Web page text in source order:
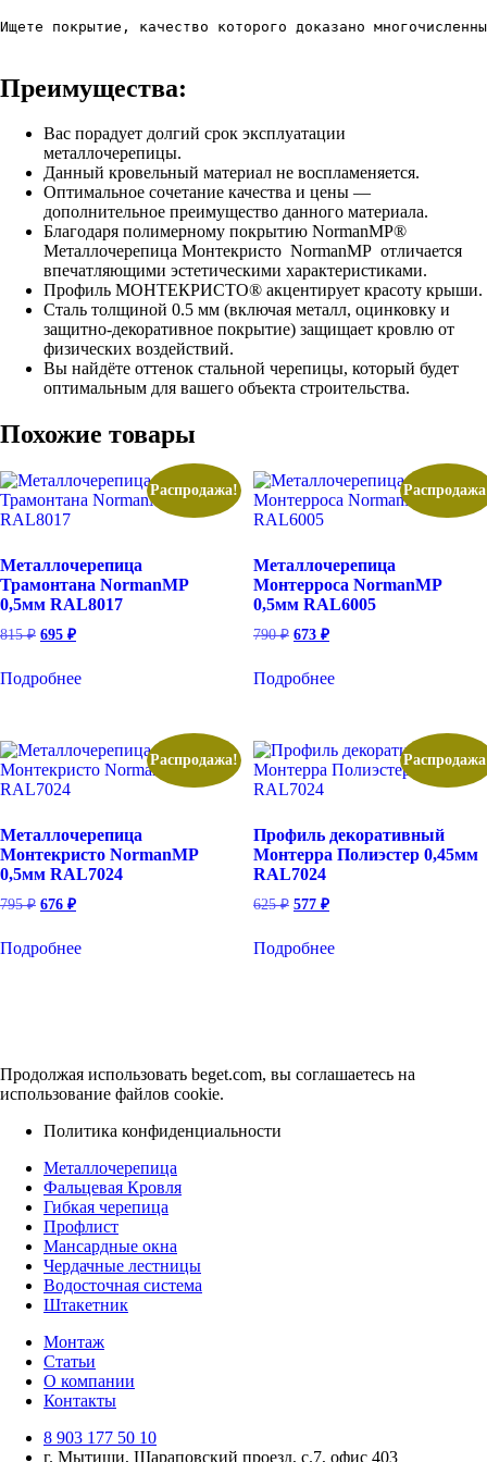
Ищете покрытие, качество которого доказано
Преимущества:
Вас порадует долгий срок эксплуатации
металлочерепицы.
Данный кровельный материал не воспламеняется.
Оптимальное сочетание качества и цены —
дополнительное преимущество данного материала.
Благодаря полимерному покрытию NormanMP®
Металлочерепица Монтекристо NormanMP отличается
впечатляющими эстетическими характеристиками.
Профиль МОНТЕКРИСТО® акцентирует красоту крыши.
Сталь толщиной 0.5 мм (включая металл, оцинковку и
защитно-декоративное покрытие) защищает кровлю от
физических воздействий.
Вы найдёте оттенок стальной черепицы, который будет
оптимальным для вашего объекта строительства.
Похожие товары
Распродажа!
Металлочерепица
Трамонтана NormanMP
0,5мм RAL8017
815₽ Первоначальная
815 ₽.
695 ₽Текущая
Подробнее
Металлочерепица
Монтерроса NormanMP
0,5мм RAL6005
790₽ Первоначальная
790 ₽.
673 ₽Текущая
Подробнее
Распродажа!
Металлочерепица
Монтекристо NormanMP
0,5мм RAL7024
795₽ Первоначальная
795 ₽.
676 ₽Текущая
Подробнее
Профиль декоративный
Монтерра Полиэстер 0,45мм
RAL7024
625₽ Первоначальная
625 ₽.
577 ₽Текущая
Подробнее
Продолжая использовать beget.com, вы соглашаетесь на
использование файлов cookie.
Политика конфиденциальности
Металлочерепица
Фальцевая Кровля
Гибкая черепица
Профлист
Мансардные окна
Чердачные лестницы
Водосточная система
Штакетник
Монтаж
Статьи
О компании
Контакты
8 903 177 50 10
г. Мытищи, Шараповский проезд, с.7, офис 403